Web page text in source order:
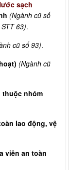
sạch
(Ngành cũ số
63).
cũ số 93).
(Ngành cũ
thuộc nhóm
lao động, vệ
viên an toàn